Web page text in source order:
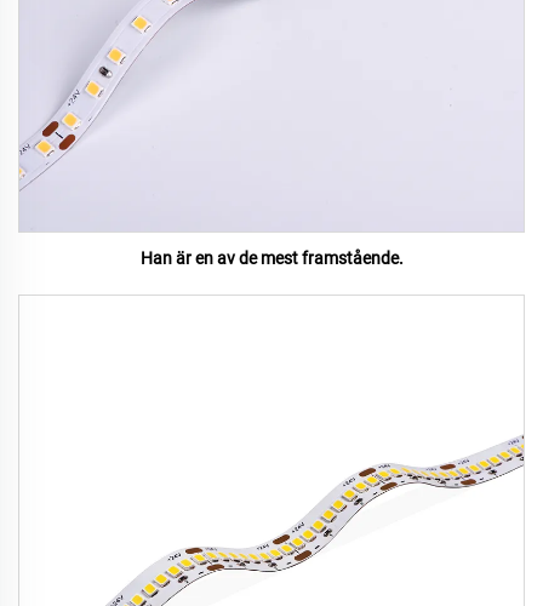
Han är en av de mest framstående.